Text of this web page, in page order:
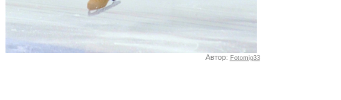
Автор: Fotomig33